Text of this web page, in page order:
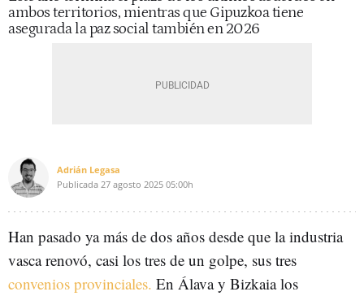
ambos territorios, mientras que Gipuzkoa tiene
asegurada la paz social también en 2026
Adrián Legasa
Publicada 27 agosto 2025 05:00h
Han pasado ya más de dos años desde que la industria
vasca renovó, casi los tres de un golpe, sus tres
convenios provinciales. En Álava y Bizkaia los